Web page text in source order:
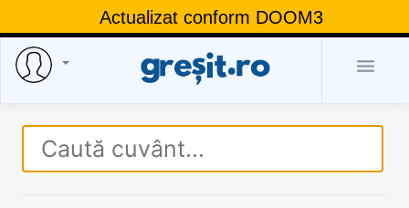
Actualizat conform DOOM3
